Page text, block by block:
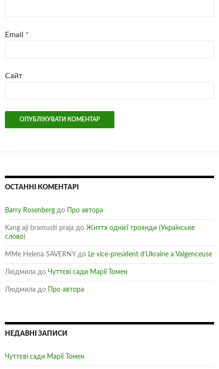
Email *
Сайт
ОСТАННІ КОМЕНТАРІ
Barry Rosenberg до Про автора
Kang aji bramusti praja до Життя однієї троянди (Українське
слово)
MMe Helena SAVERNY до Le vice-president d’Ukraine a Valgenceuse
Людмила до Чуттєві сади Марії Томен
Людмила до Про автора
НЕДАВНІ ЗАПИСИ
Чуттєві сади Марії Томен